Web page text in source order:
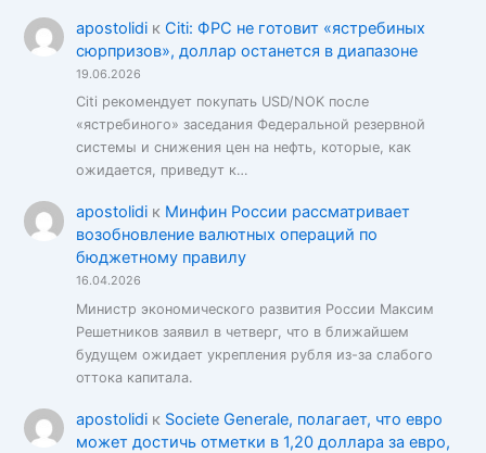
apostolidiк Citi: ФРС не готовит «ястребиных
сюрпризов», доллар останется в диапазоне
19.06.2026
Citi рекомендует покупать USD/NOK после
«ястребиного» заседания Федеральной резервной
системы и снижения цен на нефть, которые, как
ожидается, приведут к…
apostolidiк Минфин России рассматривает
возобновление валютных операций по
бюджетному правилу
16.04.2026
Министр экономического развития России Максим
Решетников заявил в четверг, что в ближайшем
будущем ожидает укрепления рубля из-за слабого
оттока капитала.
apostolidiк Societe Generale, полагает, что евро
может достичь отметки в 1,20 доллара за евро,